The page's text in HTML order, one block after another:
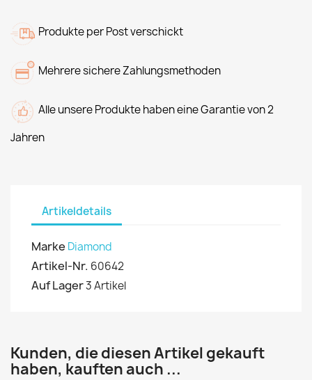
Produkte per Post verschickt
Mehrere sichere Zahlungsmethoden
Alle unsere Produkte haben eine Garantie von 2
Jahren
Artikeldetails
Marke Diamond
Artikel-Nr. 60642
Auf Lager3 Artikel
Kunden, die diesen Artikel gekauft
haben, kauften auch ...